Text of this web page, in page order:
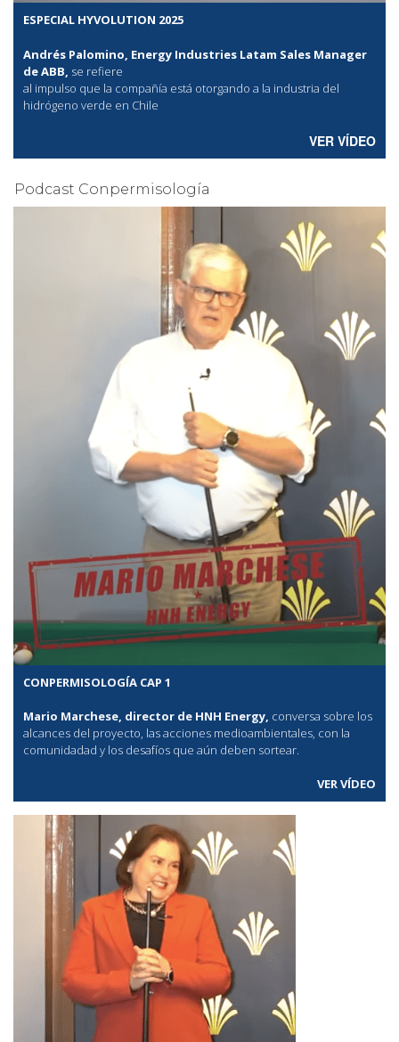
ESPECIAL HYVOLUTION 2025
Andrés Palomino, Energy Industries Latam Sales Manager
de ABB, se refiere
al impulso que la compañía está otorgando a la industria del
hidrógeno verde en Chile
VER VÍDEO
Podcast Conpermisología
CONPERMISOLOGÍA CAP 1
Mario Marchese, director de HNH Energy, conversa sobre los
alcances del proyecto, las acciones medioambientales, con la
comunidadad y los desafíos que aún deben sortear.
VER VÍDEO